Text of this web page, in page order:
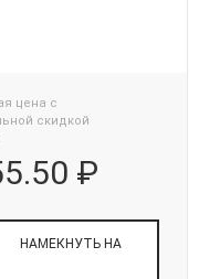
цена с
скидкой
₽
НАМЕКНУТЬ НА